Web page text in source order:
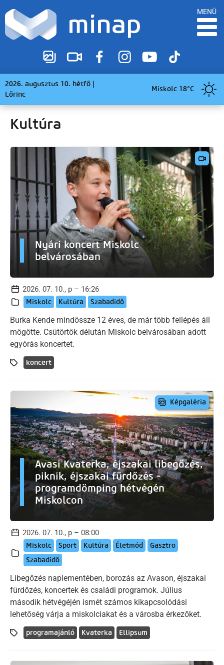
MENÜ
2026. augusztus 10. hétfő |
Lőrinc
Miskolc 18°C
Kultúra
Nyári koncert Miskolc
belvárosában
2026. 07. 10., p – 16:26
Miskolc Kultúra Szabadidő
Burka Kende mindössze 12 éves, de már több fellépés áll
mögötte. Csütörtök délután Miskolc belvárosában adott
egyórás koncertet.
koncert
Képgaléria
Avasi Kvaterka, éjszakai libegőzés,
piknik, éjszakai fürdőzés -
programdömping hétvégén
Miskolcon
2026. 07. 10., p – 08:00
Miskolc Sport Kultúra Életmód
Gasztro
Szabadidő
Libegőzés naplementében, borozás az Avason, éjszakai
fürdőzés, koncertek és családi programok. Július
második hétvégéjén ismét számos kikapcsolódási
lehetőség várja a miskolciakat és a városba érkezőket.
programajánló Kvaterka Ellipsum